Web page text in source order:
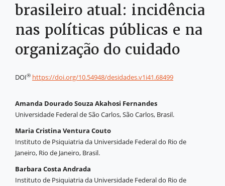
brasileiro atual: incidência
nas políticas públicas e na
organização do cuidado
DOI® https://doi.org/10.54948/desidades.v1i41.68499
Amanda Dourado Souza Akahosi Fernandes
Universidade Federal de São Carlos, São Carlos, Brasil.
Maria Cristina Ventura Couto
Instituto de Psiquiatria da Universidade Federal do Rio de
Janeiro, Rio de Janeiro, Brasil.
Barbara Costa Andrada
Instituto de Psiquiatria da Universidade Federal do Rio de